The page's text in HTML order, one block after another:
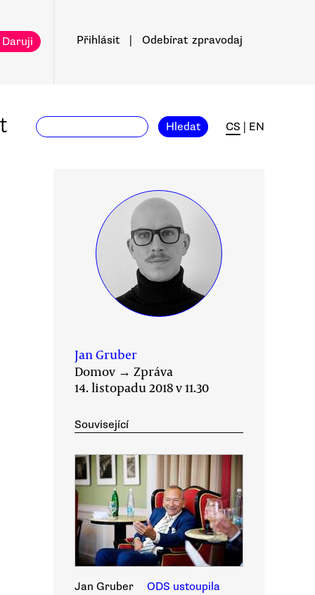
Přihlásit Odebírat zpravodaj
Hledat CS EN
Jan Gruber
Domov → Zpráva
14. listopadu 2018 v 11.30
Související
Jan Gruber
ODS ustoupila